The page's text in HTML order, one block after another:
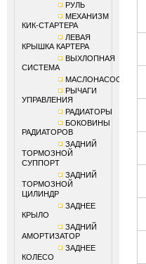
РУЛЬ
МЕХАНИЗМ
КИК-СТАРТЕРА
ЛЕВАЯ
КРЫШКА КАРТЕРА
ВЫХЛОПНАЯ
СИСТЕМА
МАСЛОНАСОС
РЫЧАГИ
УПРАВЛЕНИЯ
РАДИАТОРЫ
БОКОВИНЫ
РАДИАТОРОВ
ЗАДНИЙ
ТОРМОЗНОЙ
СУППОРТ
ЗАДНИЙ
ТОРМОЗНОЙ
ЦИЛИНДР
ЗАДНЕЕ
КРЫЛО
ЗАДНИЙ
АМОРТИЗАТОР
ЗАДНЕЕ
КОЛЕСО